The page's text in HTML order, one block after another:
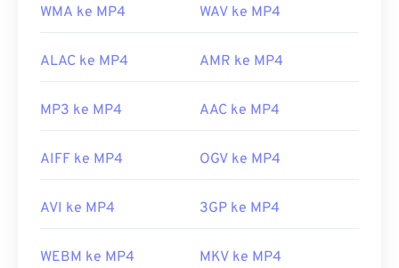
Tautan yang berguna:
https://mpeg.chiariglione.org/standar/mpeg-
WMA ke MP4 WAV ke MP4
ALAC ke MP4 AMR ke MP4
MP3 ke MP4 AAC ke MP4
AIFF ke MP4 OGV ke MP4
AVI ke MP4 3GP ke MP4
WEBM ke MP4 MKV ke MP4